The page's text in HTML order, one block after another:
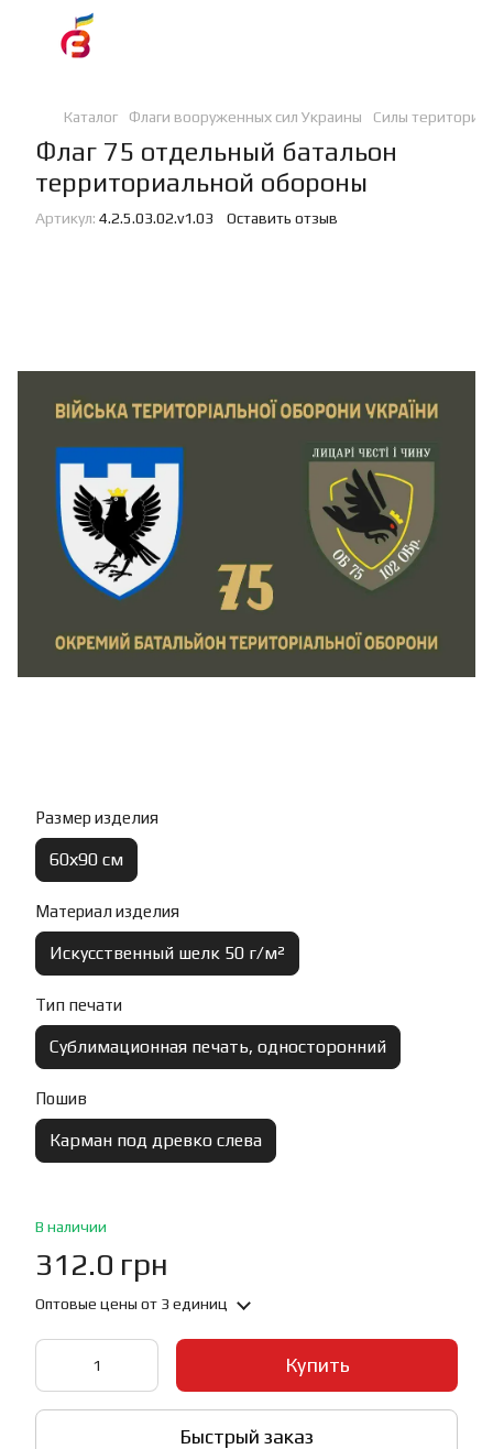
Каталог Флаги вооруженных сил Украины Силы
Флаг 75 отдельный батальон
территориальной обороны
Артикул: 4.2.5.03.02.v1.03 Оставить отзыв
Размер изделия
60х90 см
Материал изделия
Искусственный шелк 50 г/м²
Тип печати
Сублимационная печать, односторонний
Пошив
Карман под древко слева
В наличии
312.0 грн
Оптовые цены от 3 единиц
Купить
Быстрый заказ